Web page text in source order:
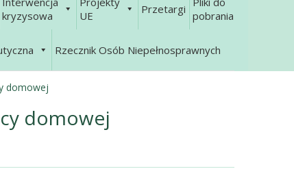
kryzysowa
UE
Przetargi pobrania
Rzecznik Osób Niepełnosprawnych
domowej
domowej